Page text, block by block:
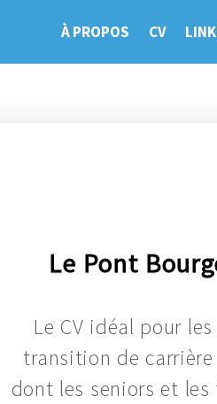
À PROPOS CV
Le Pont
Le CV idéal pour les
transition de
dont les seniors et